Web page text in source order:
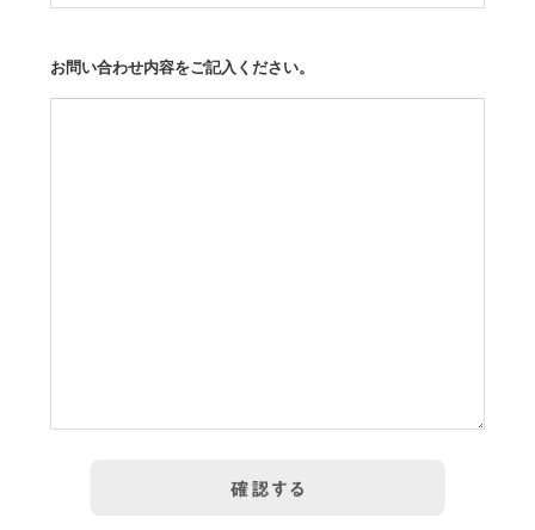
お問い合わせ内容をご記入ください。